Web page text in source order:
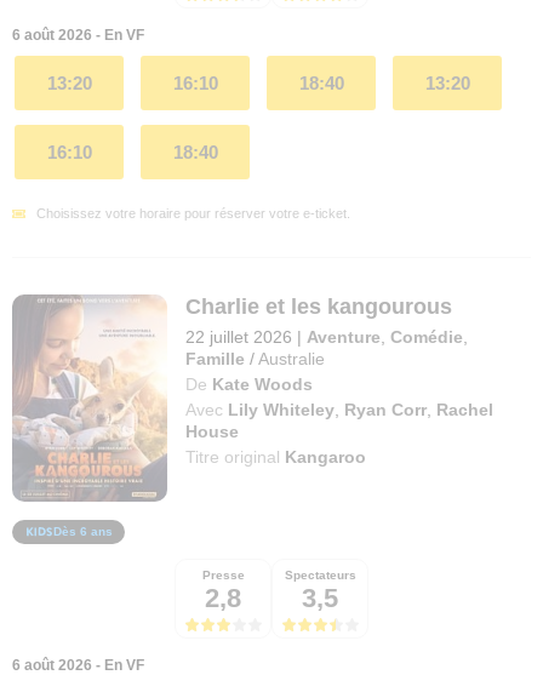
6 août 2026 - En VF
13:20 16:10 18:40 13:20
16:10 18:40
Choisissez votre horaire pour réserver votre e-ticket.
Charlie et les kangourous
22 juillet 2026 | Aventure ,Comédie
Famille / Australie
De Kate Woods
Avec Lily Whiteley Ryan Corr Rachel
House
Titre original Kangaroo
Dès 6 ans
Presse
2,8
Spectateurs
3,5
6 août 2026 - En VF